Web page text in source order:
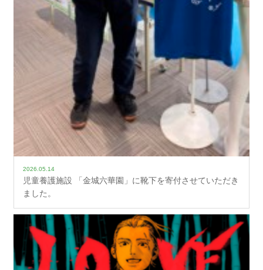
2026.05.14
児童養護施設 「金城六華園」に靴下を寄付させていただき
ました。